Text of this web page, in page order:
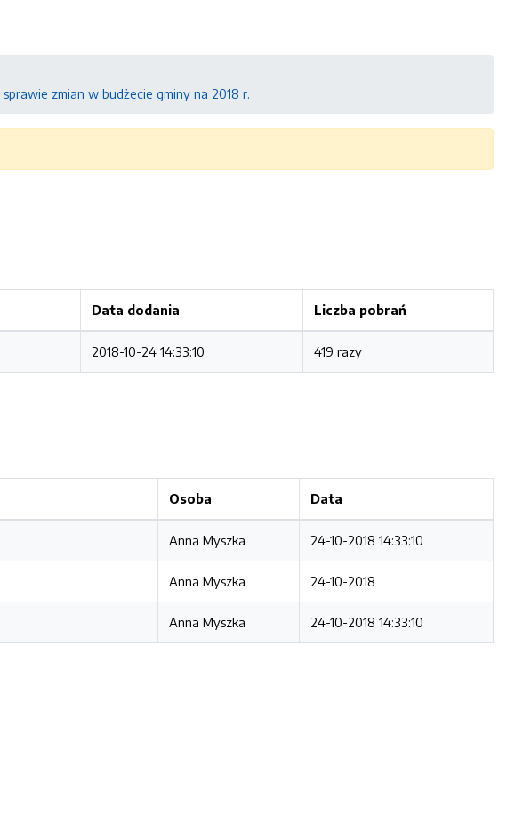
zmian w budżecie gminy na 2018 r.
Data dodania Liczba pobrań
2018-10-24 14:33:10 419 razy
Osoba Data
Anna Myszka 24-10-2018 14:33:10
Anna Myszka 24-10-2018
Anna Myszka 24-10-2018 14:33:10